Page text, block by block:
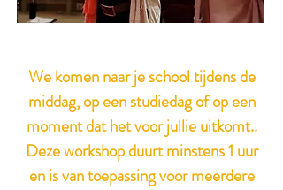
We komen naar je school tijdens de
middag, op een studiedag of op een
moment dat het voor jullie uitkomt..
Deze workshop duurt minstens 1 uur
en is van toepassing voor meerdere